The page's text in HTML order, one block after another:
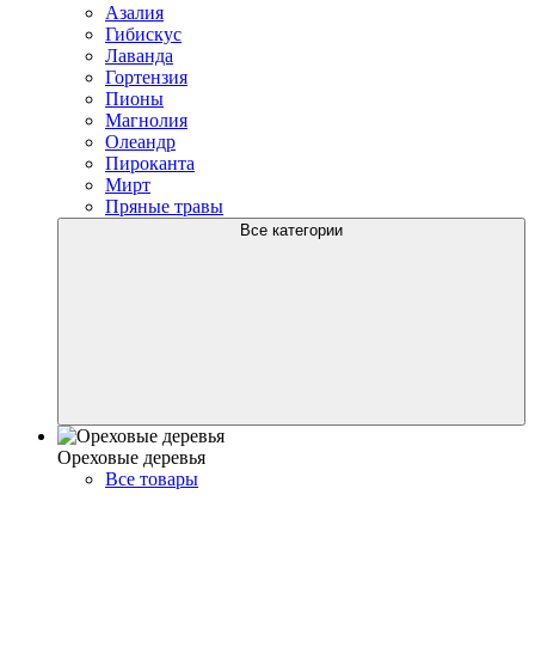
Азалия
Гибискус
Лаванда
Гортензия
Пионы
Магнолия
Олеандр
Пироканта
Мирт
Пряные травы
Все категории
Ореховые деревья
Все товары